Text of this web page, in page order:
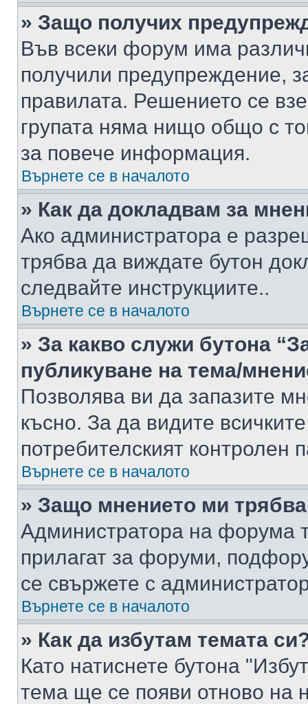
» Защо получих
Във всеки форум има
получили предупреждение,
правилата. Решението се
групата няма нищо общо с
за повече информация.
Върнете се в началото
» Как да докладвам за
Ако администратора е
трябва да виждате бутон
следвайте инструкциите..
Върнете се в началото
» За какво служи бутона
публикуване на тема/
Позволява ви да запазите
късно. За да видите
потребителският контролен
Върнете се в началото
» Защо мнението ми
Администратора на форума
прилагат за форуми,
се свържете с
Върнете се в началото
» Как да избутам темата
Като натиснете бутона
тема ще се появи отново на